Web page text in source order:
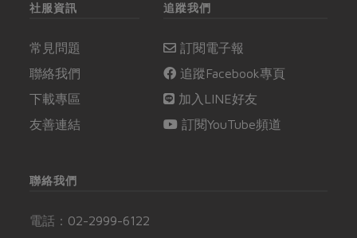
社服資訊
常見問題
聯絡我們
下載專區
友善連結
追蹤我們
訂閱電子報
追蹤Facebook專頁
加入LINE好友
訂閱YouTube頻道
聯絡我們
電話： 02-2999-6122